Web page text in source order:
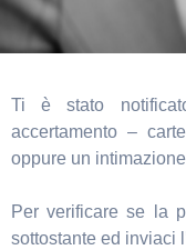
Ti è stato
accertamento –
oppure un
Per verificare se la
sottostante ed inviaci